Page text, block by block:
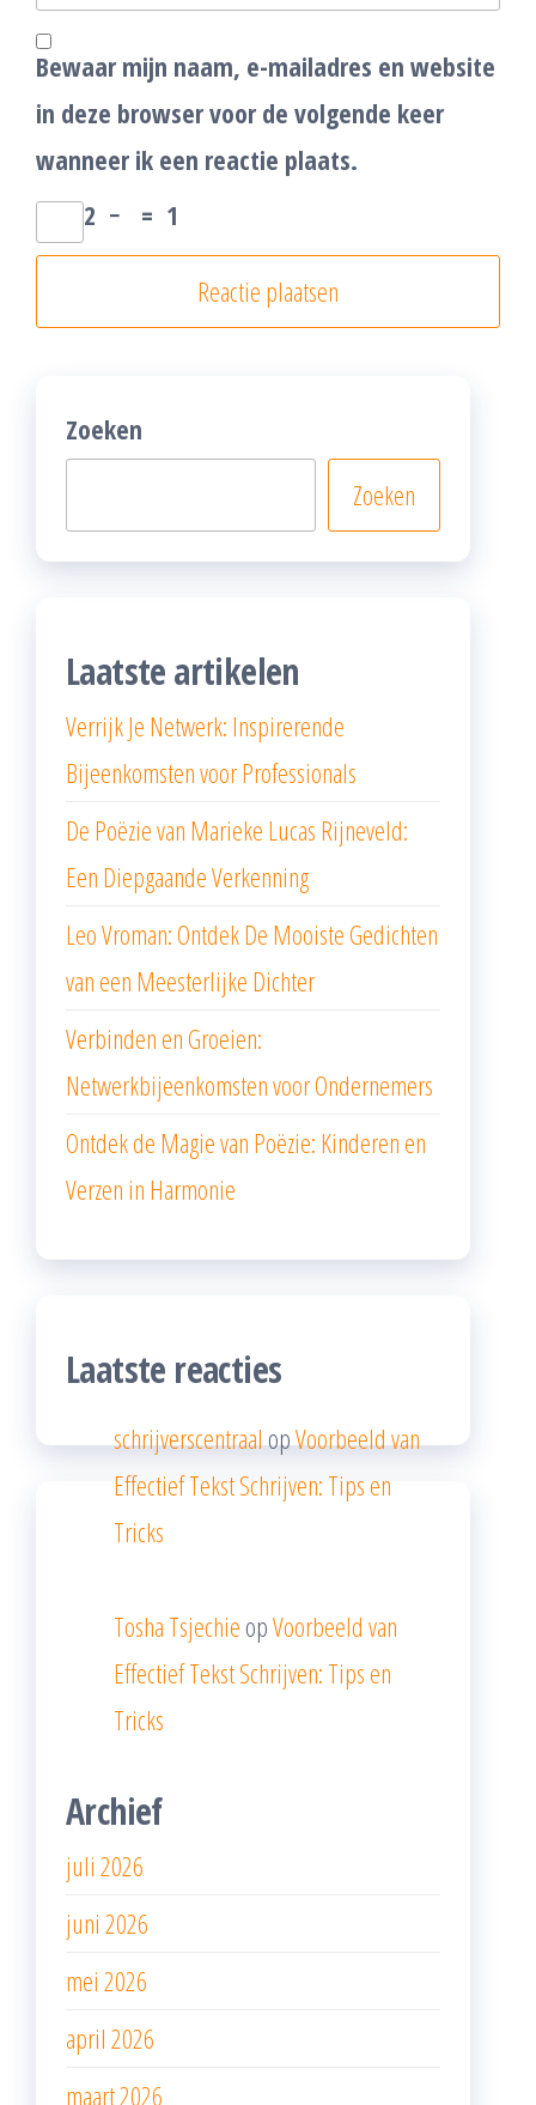
Bewaar mijn naam, e-mailadres en website
in deze browser voor de volgende keer
wanneer ik een reactie plaats.
2 − = 1
Zoeken
Zoeken
Laatste artikelen
Verrijk Je Netwerk: Inspirerende
Bijeenkomsten voor Professionals
De Poëzie van Marieke Lucas Rijneveld:
Een Diepgaande Verkenning
Leo Vroman: Ontdek De Mooiste Gedichten
van een Meesterlijke Dichter
Verbinden en Groeien:
Netwerkbijeenkomsten voor Ondernemers
Ontdek de Magie van Poëzie: Kinderen en
Verzen in Harmonie
Laatste reacties
schrijverscentraalopVoorbeeld van
Effectief Tekst Schrijven: Tips en
Tricks
Tosha Tsjechie opVoorbeeld van
Effectief Tekst Schrijven: Tips en
Tricks
Archief
juli 2026
juni 2026
mei 2026
april 2026
maart 2026